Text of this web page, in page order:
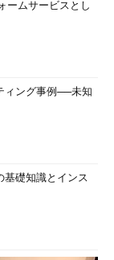
ームサービスとし
ィング事例──未知
基礎知識とインス